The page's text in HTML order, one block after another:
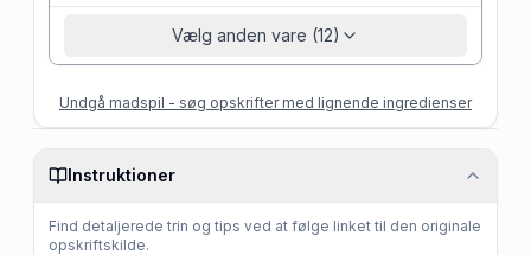
Vælg anden vare (12)
Undgå madspil - søg opskrifter med lignende ingredienser
Instruktioner
Find detaljerede trin og tips ved at følge linket til den originale
opskriftskilde.